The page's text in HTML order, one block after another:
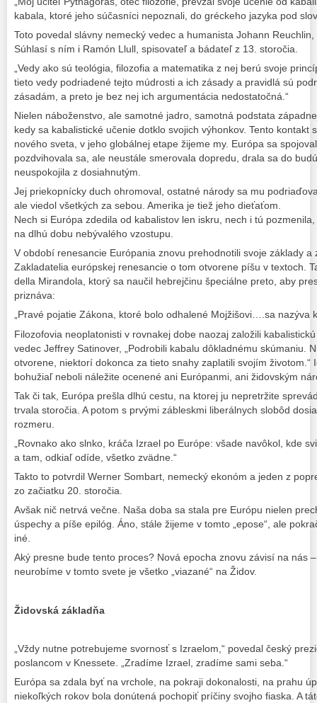
kabala, ktoré jeho súčasníci nepoznali, do gréckeho jazyka pod
Toto povedal slávny nemecký vedec a humanista Johann
Súhlasí s ním i Ramón Llull, spisovateľ a bádateľ z 13. storočia.
„Vedy ako sú teológia, filozofia a matematika z nej berú svoje
tieto vedy podriadené tejto múdrosti a ich zásady a pravidlá sú
zásadám, a preto je bez nej ich argumentácia nedostatočná.“
Nielen náboženstvo, ale samotné jadro, samotná podstata
kedy sa kabalistické učenie dotklo svojich výhonkov. Tento kontakt
nového sveta, v jeho globálnej etape žijeme my. Európa sa
pozdvihovala sa, ale neustále smerovala dopredu, drala sa do
neuspokojila z dosiahnutým.
Jej priekopnícky duch ohromoval, ostatné národy sa mu
ale viedol všetkých za sebou. Amerika je tiež jeho dieťaťom.
Nech si Európa zdedila od kabalistov len iskru, nech i tú
na dlhú dobu nebývalého vzostupu.
V období renesancie Európania znovu prehodnotili svoje základy
Zakladatelia európskej renesancie o tom otvorene píšu v textoch.
della Mirandola, ktorý sa naučil hebrejčinu špeciálne preto, aby
priznáva:
„Pravé pojatie Zákona, ktoré bolo odhalené Mojžišovi….sa nazýva
Filozofovia neoplatonisti v rovnakej dobe naozaj založili
vedec Jeffrey Satinover, „Podrobili kabalu dôkladnému skúmaniu.
otvorene, niektorí dokonca za tieto snahy zaplatili svojím životom.“
bohužiaľ neboli náležite ocenené ani Európanmi, ani židovským
Tak či tak, Európa prešla dlhú cestu, na ktorej ju nepretržite
trvala storočia. A potom s prvými zábleskmi liberálnych slobôd
rozmeru.
„Rovnako ako slnko, kráča Izrael po Európe: všade navôkol, kde
a tam, odkiaľ odíde, všetko zvädne.“
Takto to potvrdil Werner Sombart, nemecký ekonóm a jeden z
zo začiatku 20. storočia.
Avšak nič netrvá večne. Naša doba sa stala pre Európu nielen
úspechy a píše epilóg. Áno, stále žijeme v tomto „epose“, ale
iné.
Aký presne bude tento proces? Nová epocha znovu závisí na nás
neurobíme v tomto svete je všetko „viazané“ na Židov.
Židovská základňa
„Vždy nutne potrebujeme svornosť s Izraelom,“ povedal český
poslancom v Knessete. „Zradíme Izrael, zradíme sami seba.“
Európa sa zdala byť na vrchole, na pokraji dokonalosti, na prahu
niekoľkých rokov bola donútená pochopiť príčiny svojho fiaska. A